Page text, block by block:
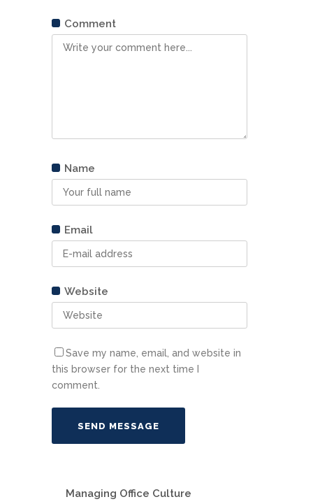
Comment
Name
Email
Website
Save my name, email, and website in
this browser for the next time I
comment.
Managing Office Culture